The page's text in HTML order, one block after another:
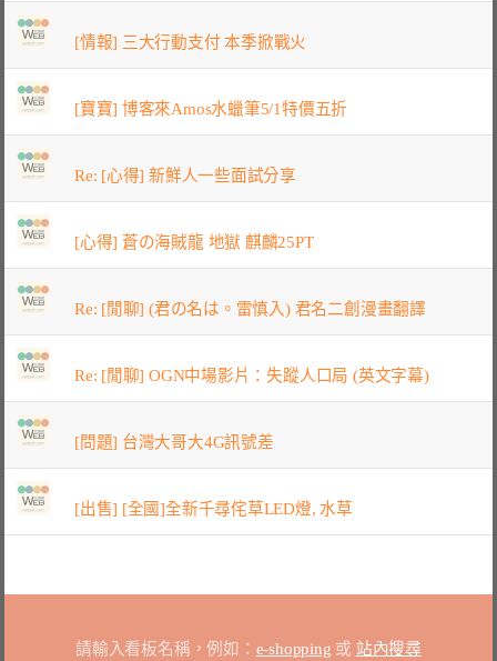
[情報] 三大行動支付 本季掀戰火
[寶寶] 博客來Amos水蠟筆5/1特價五折
Re: [心得] 新鮮人一些面試分享
[心得] 蒼の海賊龍 地獄 麒麟25PT
Re: [閒聊] (君の名は。雷慎入) 君名二創漫畫翻譯
Re: [閒聊] OGN中場影片：失蹤人口局 (英文字幕)
[問題] 台灣大哥大4G訊號差
[出售] [全國]全新千尋侘草LED燈, 水草
請輸入看板名稱，例如： e-shopping 或 站內搜尋